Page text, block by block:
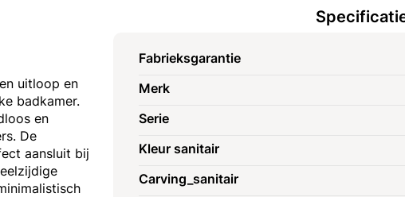
Fabrieksgarantie
Merk
Serie
Kleur sanitair
Carving_sanitair
uitloop en
badkamer.
en
De
aansluit bij